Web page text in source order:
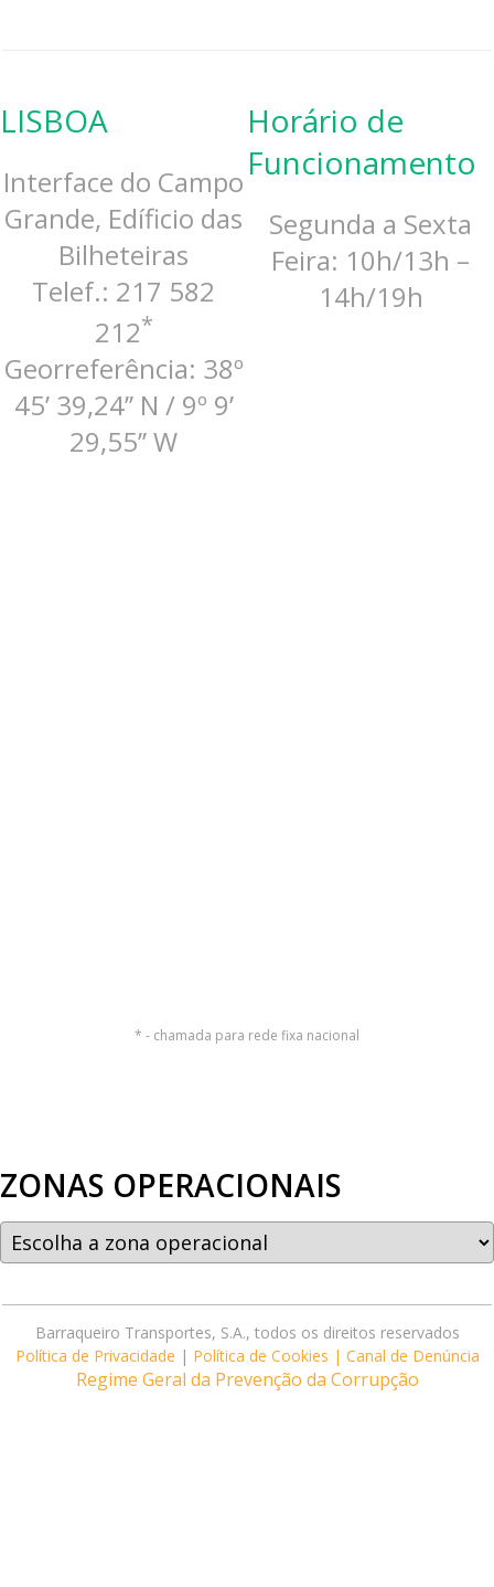
LISBOA
Interface do Campo
Grande, Edíficio das
Bilheteiras
Telef.: 217 582
212*
Georreferência: 38º
45’ 39,24’’ N / 9º 9’
29,55’’ W
Horário de
Funcionamento
Segunda a Sexta
Feira: 10h/13h –
14h/19h
* - chamada para rede fixa nacional
ZONAS OPERACIONAIS
Barraqueiro Transportes, S.A., todos os direitos reservados
Política de Privacidade | Política de Cookies | Canal de Denúncia
Regime Geral da Prevenção da Corrupção